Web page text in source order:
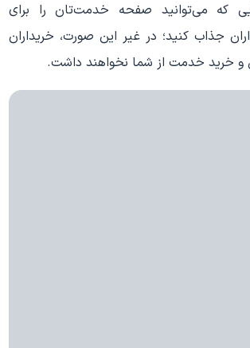
که می‌توانید صفحه خدمت‌تان را برای
جذاب کنید؛ در غیر این صورت، خریداران
و خرید خدمت از شما نخواهند داشت.